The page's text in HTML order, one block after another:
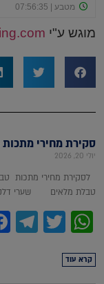
מוגש ע"י
סקירת מחירי מתכות 2.7.2026
יולי 20, 2026
לסקירת מחירי מתכות
טבלת מלאים שערי
קרא עוד